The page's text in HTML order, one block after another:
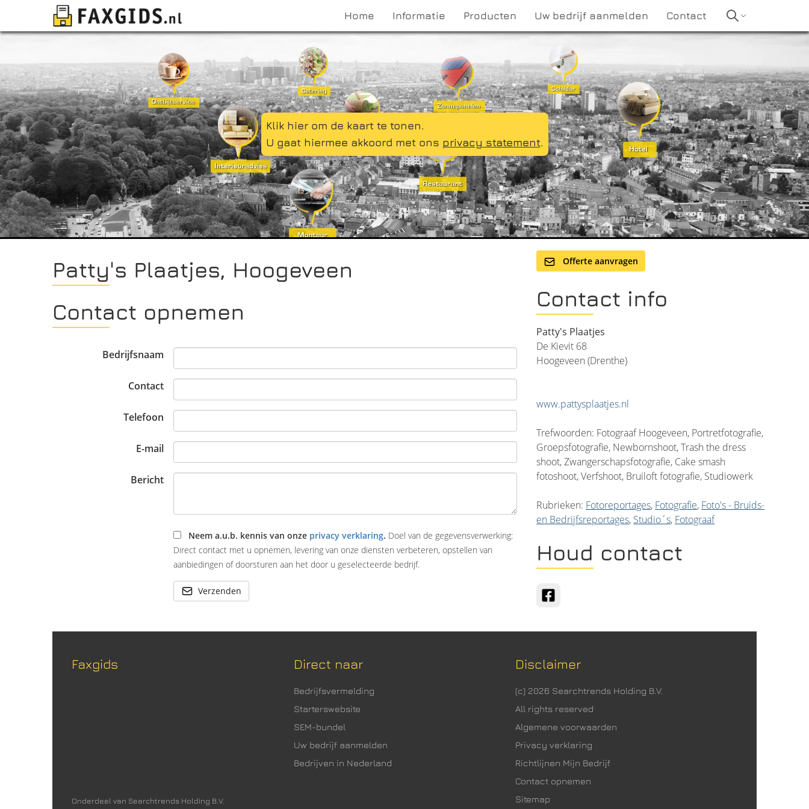
Home Informatie Producten Uw bedrijf aanmelden Contact
Klik hier om de kaart te tonen.
U gaat hiermee akkoord met ons privacy statement.
Patty's Plaatjes, Hoogeveen
Contact opnemen
Bedrijfsnaam
Contact
Telefoon
E-mail
Bericht
Neem a.u.b. kennis van onze privacy verklaring. Doel van de gegevensverwerking:
Direct contact met u opnemen, levering van onze diensten verbeteren, opstellen van
aanbiedingen of doorsturen aan het door u geselecteerde bedrijf.
Verzenden
Offerte aanvragen
Contact info
Patty's Plaatjes
De Kievit 68
Hoogeveen (Drenthe)
www.pattysplaatjes.nl
Trefwoorden: Fotograaf Hoogeveen, Portretfotografie,
Groepsfotografie, Newbornshoot, Trash the dress
shoot, Zwangerschapsfotografie, Cake smash
fotoshoot, Verfshoot, Bruiloft fotografie, Studiowerk
Rubrieken: Fotoreportages, Fotografie, Foto's - Bruids-
en Bedrijfsreportages, Studio´s, Fotograaf
Houd contact
Faxgids
Onderdeel van Searchtrends Holding B.V.
Direct naar
Bedrijfsvermelding
Starterswebsite
SEM-bundel
Uw bedrijf aanmelden
Bedrijven in Nederland
Disclaimer
(c) 2026 Searchtrends Holding B.V.
All rights reserved
Algemene voorwaarden
Privacy verklaring
Richtlijnen Mijn Bedrijf
Contact opnemen
Sitemap